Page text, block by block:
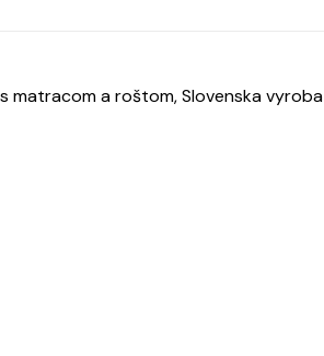
matracom a roštom, Slovenska vyroba